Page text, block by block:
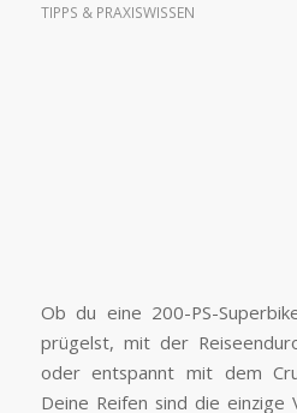
TIPPS & PRAXISWISSEN
Ob du eine 200-PS-
prügelst, mit der
oder entspannt mit dem
Deine Reifen sind die einzige